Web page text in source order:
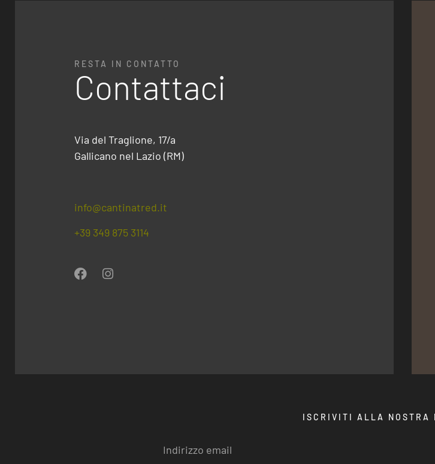
RESTA IN CONTATTO
Contattaci
Via del Traglione, 17/a
Gallicano nel Lazio (RM)
info@cantinatred.it
+39 349 875 3114
ISCRIVITI ALLA NOSTRA